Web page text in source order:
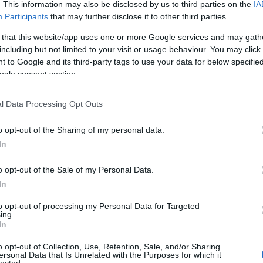
This information may also be disclosed by us to third parties on the
Participants that may further disclose it to other third parties.
that this website/app uses one or more Google services and may
but not limited to your visit or usage behaviour. You may
to Google and its third-party tags to use your data for below
consent section.
Data Processing Opt Outs
opt-out of the Sharing of my personal data.
opt-out of the Sale of my Personal Data.
opt-out of processing my Personal Data for Targeted
opt-out of Collection, Use, Retention, Sale, and/or Sharing
Data that Is Unrelated with the Purposes for which it